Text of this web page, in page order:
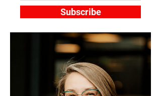
Subscribe